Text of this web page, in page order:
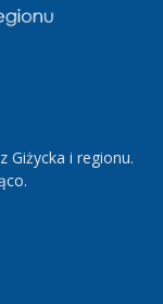
Giżycka i regionu.